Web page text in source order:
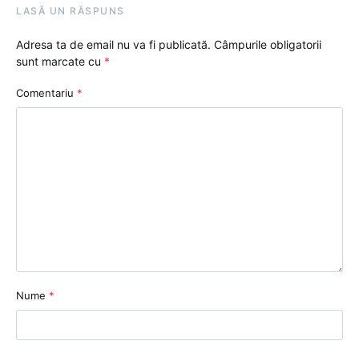
LASĂ UN RĂSPUNS
Adresa ta de email nu va fi publicată. Câmpurile obligatorii
sunt marcate cu *
Comentariu *
Nume *